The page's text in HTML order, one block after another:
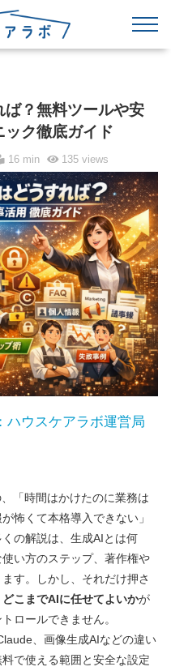
？無料ツールや安
ク徹底ガイド
16 min 135views
ハウスケアラボ運営局
「時間はかけたのに業務は
怖くて本格導入できない」
の解説は、生成AIとは何
い方のステップ、著作権や
す。しかし、それだけ押さ
こまでAIに任せてよいかが
ロールできません。
、画像生成AIなどの違い
で使える範囲と安全な設定